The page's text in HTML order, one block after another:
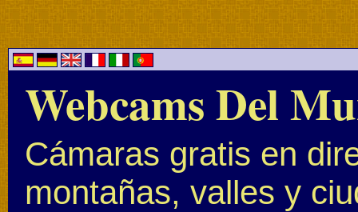
Webcams Del
Cámaras gratis en
montañas, valles y